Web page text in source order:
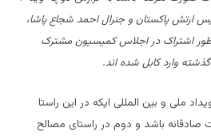
ارتش پاکستان و جنرال احمد شجاع پاشا،
اشتراک در اجلاس کميسيون مشترک
گذشته وارد کابل شده اند.
ملی و بین المللی ایکه در این راستا
صادقانه باشد و دوم در راستای مصالح